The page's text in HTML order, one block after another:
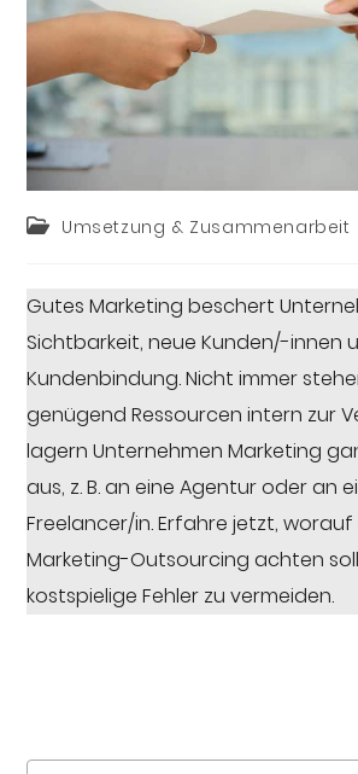
Umsetzung & Zusammenarbeit
Gutes Marketing beschert
Sichtbarkeit, neue Kunden/-innen
Kundenbindung. Nicht immer
genügend Ressourcen intern zur
lagern Unternehmen Marketing
aus, z. B. an eine Agentur oder an
Freelancer/in. Erfahre jetzt, worauf
Marketing-Outsourcing achten
kostspielige Fehler zu vermeiden.